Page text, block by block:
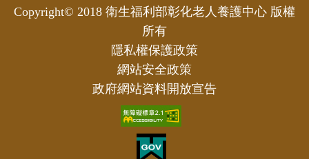
Copyright© 2018 衛生福利部彰化老人養護中心 版權
所有
隱私權保護政策
網站安全政策
政府網站資料開放宣告